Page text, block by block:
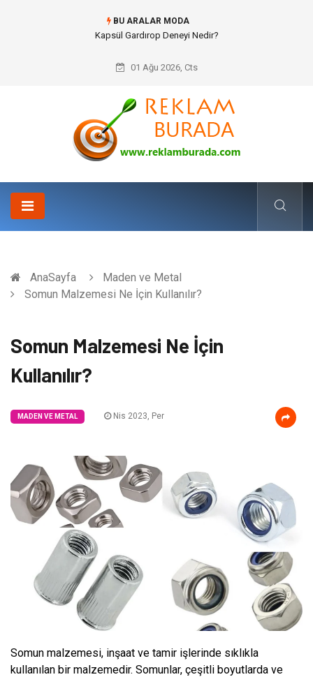
BU ARALAR MODA
Kapsül Gardırop Deneyi Nedir?
01 Ağu 2026, Cts
AnaSayfa
Maden ve Metal
Somun Malzemesi Ne İçin Kullanılır?
Somun Malzemesi Ne İçin
Kullanılır?
MADEN VE METAL Nis 2023, Per
Somun malzemesi, inşaat ve tamir işlerinde sıklıkla
kullanılan bir malzemedir. Somunlar, çeşitli boyutlarda ve